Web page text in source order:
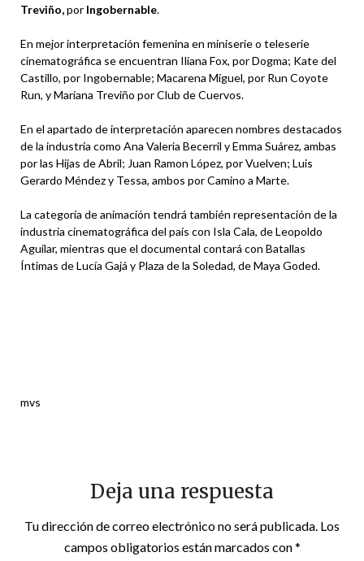
Treviño,por Ingobernable.
En mejor interpretación femenina en miniserie o teleserie
cinematográfica se encuentran Iliana Fox, por Dogma; Kate del
Castillo, por Ingobernable; Macarena Miguel, por Run Coyote
Run, y Mariana Treviño por Club de Cuervos.
En el apartado de interpretación aparecen nombres destacados
de la industria como Ana Valeria Becerril y Emma Suárez, ambas
por las Hijas de Abril; Juan Ramon López, por Vuelven; Luis
Gerardo Méndez y Tessa, ambos por Camino a Marte.
La categoría de animación tendrá también representación de la
industria cinematográfica del país con Isla Cala, de Leopoldo
Aguilar, mientras que el documental contará con Batallas
Íntimas de Lucía Gajá y Plaza de la Soledad, de Maya Goded.
mvs
Deja una respuesta
Tu dirección de correo electrónico no será publicada. Los
campos obligatorios están marcados con*